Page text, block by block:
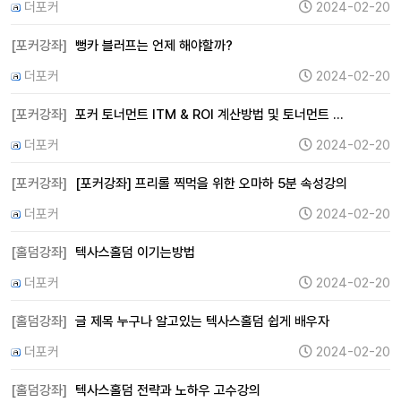
더포커
2024-02-20
[포커강좌] 뻥카 블러프는 언제 해야할까?
더포커
2024-02-20
[포커강좌] 포커 토너먼트 ITM & ROI 계산방법 및 토너먼트 …
더포커
2024-02-20
[포커강좌]
[포커강좌] 프리롤 찍먹을 위한 오마하 5분 속성강의
더포커
2024-02-20
[홀덤강좌]
텍사스홀덤 이기는방법
더포커
2024-02-20
[홀덤강좌] 글 제목 누구나 알고있는 텍사스홀덤 쉽게 배우자
더포커
2024-02-20
[홀덤강좌]
텍사스홀덤 전략과 노하우 고수강의